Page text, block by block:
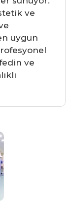
ve
uygun
ve